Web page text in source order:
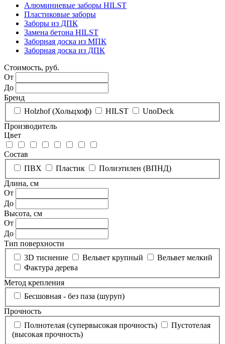
Алюминиевые заборы HILST
Пластиковые заборы
Заборы из ДПК
Замена бетона HILST
Заборная доска из МПК
Заборная доска из ДПК
Стоимость, руб.
От
До
Бренд
Holzhof (Хольцхоф)
HILST
UnoDeck
Производитель
Цвет
Состав
ПВХ
Пластик
Полиэтилен (ВПНД)
Длина, см
От
До
Высота, см
От
До
Тип поверхности
3D тиснение
Вельвет крупный
Вельвет мелкий
Фактура дерева
Метод крепления
Бесшовная - без паза (шуруп)
Прочность
Полнотелая (супервысокая прочность)
Пустотелая
(высокая прочность)